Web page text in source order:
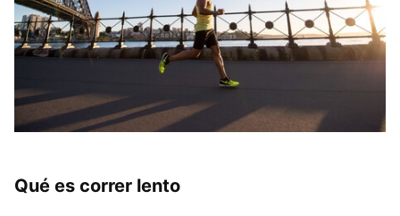
Qué es correr lento